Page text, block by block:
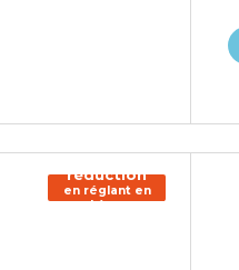
150€ de
réduction
en réglant en
chèque